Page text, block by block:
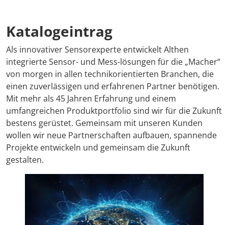
Katalogeintrag
Als innovativer Sensorexperte entwickelt Althen
integrierte Sensor- und Mess-lösungen für die „Macher“
von morgen in allen technikorientierten Branchen, die
einen zuverlässigen und erfahrenen Partner benötigen.
Mit mehr als 45 Jahren Erfahrung und einem
umfangreichen Produktportfolio sind wir für die Zukunft
bestens gerüstet. Gemeinsam mit unseren Kunden
wollen wir neue Partnerschaften aufbauen, spannende
Projekte entwickeln und gemeinsam die Zukunft
gestalten.